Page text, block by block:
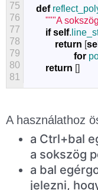
75
76
77
78
79
80
81
def
"""A
if self.
return [
for
return []
A használathoz
a Ctrl+bal
a sokszög
a bal
jelezni,